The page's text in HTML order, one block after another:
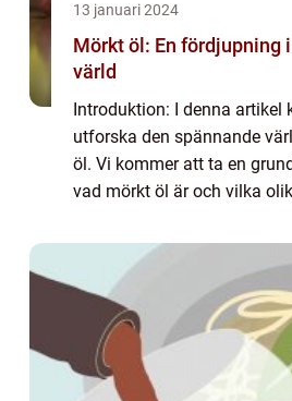
13 januari 2024
Mörkt öl: En fördjupning
värld
Introduktion: I denna artikel
utforska den spännande
öl. Vi kommer att ta en
vad mörkt öl är och vilka
avslöja några populära